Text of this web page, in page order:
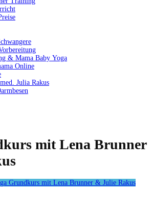
& Mama Baby Yoga
Online
Julia Rakus
mit Lena Brunner
Grundkurs mit Lena Brunner & Julie Rakus